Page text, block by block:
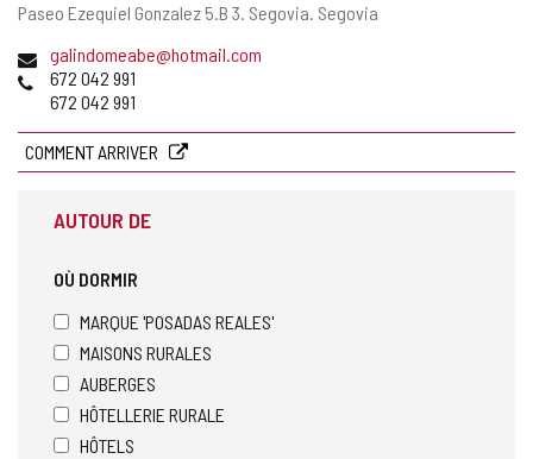
Adresse
Paseo Ezequiel Gonzalez 5.B 3. Segovia. Segovia
Adresse
de
courrier
galindomeabe@hotmail.com
Téléphones
672 042 991
672 042 991
COMMENT ARRIVER
AUTOUR DE
OÙ DORMIR
MARQUE 'POSADAS REALES'
MAISONS RURALES
AUBERGES
HÔTELLERIE RURALE
HÔTELS